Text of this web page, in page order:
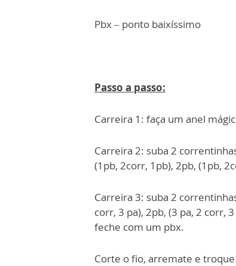
Pbx – ponto baixíssimo
Passo a passo:
Carreira 1: faça um anel
Carreira 2: suba 2
(1pb, 2corr, 1pb), 2pb, (1pb,
Carreira 3: suba 2
corr, 3 pa), 2pb, (3 pa, 2 corr,
feche com um pbx.
Corte o fio, arremate e